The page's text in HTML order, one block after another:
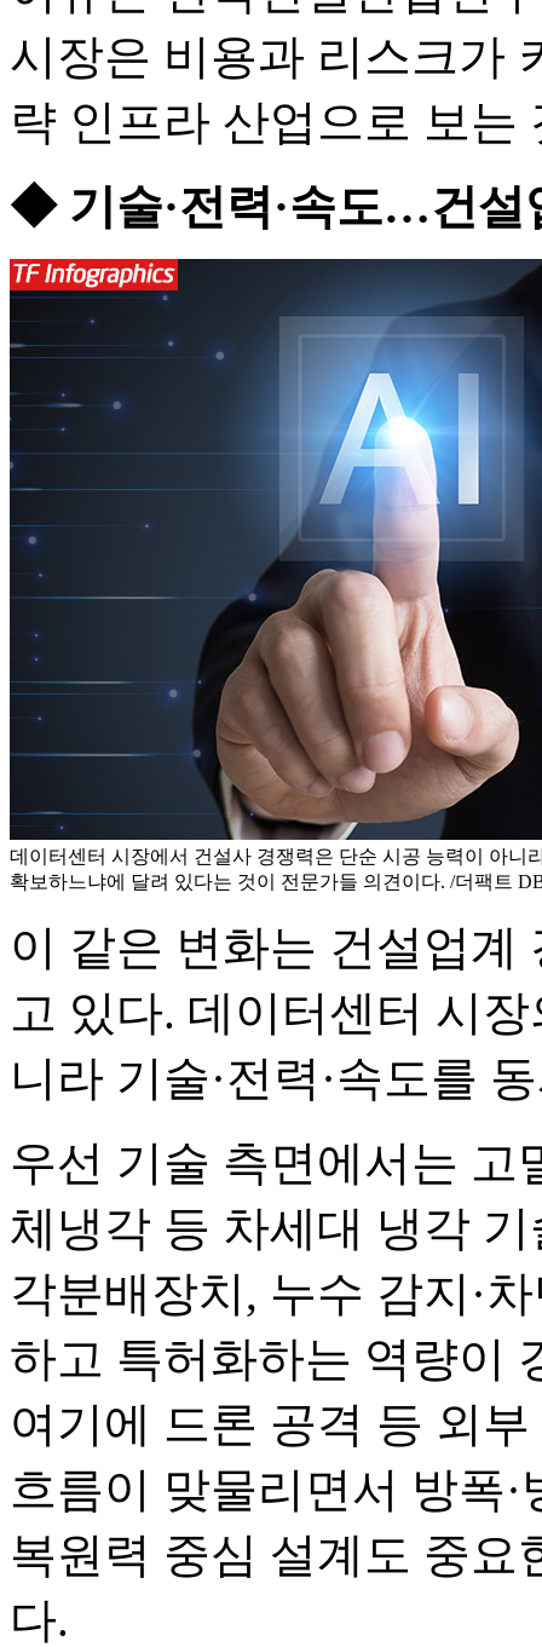
시장은 비용과 리스크가
략 인프라 산업으로 보
◆ 기술·전력·속도…건설
데이터센터 시장에서 건설사 경쟁력은 단순 시공 능력이 아니
확보하느냐에 달려 있다는 것이 전문가들 의견이다. /더팩트
이 같은 변화는 건설업계
고 있다. 데이터센터 시
니라 기술·전력·속도를
우선 기술 측면에서는 고
체냉각 등 차세대 냉각
각분배장치, 누수 감지·
하고 특허화하는 역량이
여기에 드론 공격 등 외
흐름이 맞물리면서 방폭
복원력 중심 설계도 중요
다.